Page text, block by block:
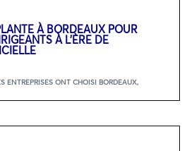
À BORDEAUX POUR
À L’ÈRE DE
ENTREPRISES ONT CHOISI BORDEAUX,